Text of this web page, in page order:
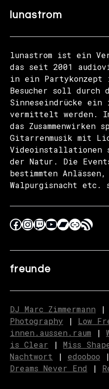
lunastrom
lunastrom ist ein
das seit 2001
in ein Partykonzept
Besucher soll
Sinneseindrücke
vermittelt werden.
das Zusammenwirken
Gitarrenmusik mit
Videoinstallationen
der Natur. Die
bestimmten
Walpurgisnacht etc.
freunde
DJ Marc Zimmermann |
Photography | Low
innen.aussen.raum |
is Clear | Miss
Nachtwort | edooboo
Dreams Never End |